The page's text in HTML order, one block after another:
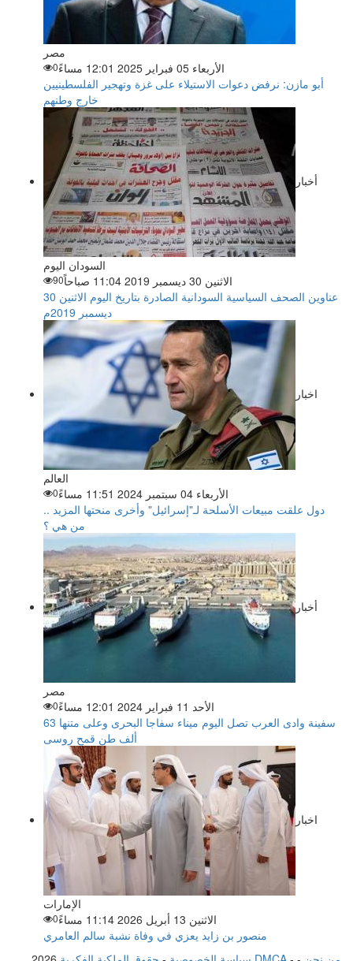
مصر
الأربعاء 05 فبراير 2025 12:01 مساءً
0
أبو مازن: نرفض دعوات الاستيلاء على غزة وتهجير الفلسطينيين
خارج وطنهم
أخبار
السودان اليوم
الاثنين 30 ديسمبر 2019 11:04 صباحاً
90
عناوين الصحف السياسية السودانية الصادرة بتاريخ اليوم الاثنين 30
ديسمبر 2019م
اخبار
العالم
الأربعاء 04 سبتمبر 2024 11:51 مساءً
0
دول علقت مبيعات الأسلحة لـ"إسرائيل" وأخرى منحتها المزيد ..
من هي ؟
أخبار
مصر
الأحد 11 فبراير 2024 12:01 مساءً
0
سفينة وادى العرب تصل اليوم ميناء سفاجا البحرى وعلى متنها 63
ألف طن قمح روسى
اخبار
الإمارات
الاثنين 13 أبريل 2026 11:14 مساءً
0
منصور بن زايد يعزي في وفاة نشبة سالم العامري